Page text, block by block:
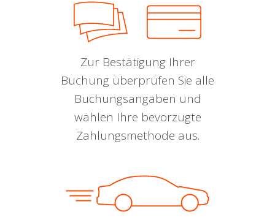
Zur Bestätigung Ihrer
Buchung überprüfen Sie alle
Buchungsangaben und
wählen Ihre bevorzugte
Zahlungsmethode aus.